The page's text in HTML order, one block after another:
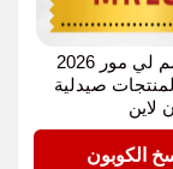
كوبون خصم لي مور 2026
صيدلية
لاين
الكوبون